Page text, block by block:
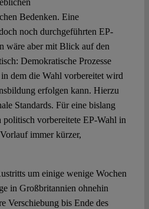
Bedenken. Eine
noch durchgeführten EP-
wäre aber mit Blick auf den
Demokratische Prozesse
dem die Wahl vorbereitet wird
erfolgen kann. Hierzu
Standards. Für eine bislang
vorbereitete EP-Wahl in
immer kürzer,
um einige wenige Wochen
in Großbritannien ohnehin
Verschiebung bis Ende des